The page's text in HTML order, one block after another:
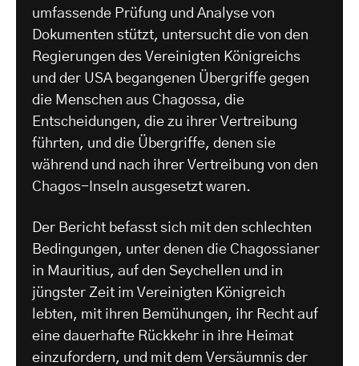
umfassende Prüfung und Analyse von
Dokumenten stützt, untersucht die von den
Regierungen des Vereinigten Königreichs
und der USA begangenen Übergriffe gegen
die Menschen aus Chagossa, die
Entscheidungen, die zu ihrer Vertreibung
führten, und die Übergriffe, denen sie
während und nach ihrer Vertreibung von den
Chagos-Inseln ausgesetzt waren.
Der Bericht befasst sich mit den schlechten
Bedingungen, unter denen die Chagossianer
in Mauritius, auf den Seychellen und in
jüngster Zeit im Vereinigten Königreich
lebten, mit ihren Bemühungen, ihr Recht auf
eine dauerhafte Rückkehr in ihre Heimat
einzufordern, und mit dem Versäumnis der